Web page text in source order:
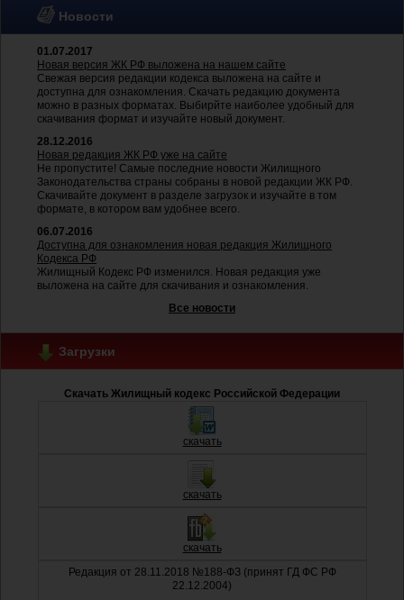
Новости
01.07.2017
Новая версия ЖК РФ выложена на нашем сайте
Свежая версия редакции кодекса выложена на сайте и
доступна для ознакомления. Скачать редакцию документа
можно в разных форматах. Выбирйте наиболее удобный для
скачивания формат и изучайте новый документ.
28.12.2016
Новая редакция ЖК РФ уже на сайте
Не пропустите! Самые последние новости Жилищного
Законодательства страны собраны в новой редакции ЖК РФ.
Скачивайте документ в разделе загрузок и изучайте в том
формате, в котором вам удобнее всего.
06.07.2016
Доступна для ознакомления новая редакция Жилищного
Кодекса РФ
Жилищный Кодекс РФ изменился. Новая редакция уже
выложена на сайте для скачивания и ознакомления.
Все новости
Загрузки
Скачать Жилищный кодекс Российской Федерации
скачать
скачать
скачать
Редакция от 28.11.2018 №188-ФЗ (принят ГД ФС РФ
22.12.2004)